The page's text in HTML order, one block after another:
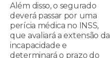
Além disso, o segurado
deverá passar por uma
perícia médica no INSS,
que avaliará a extensão da
incapacidade e
determinará o prazo do